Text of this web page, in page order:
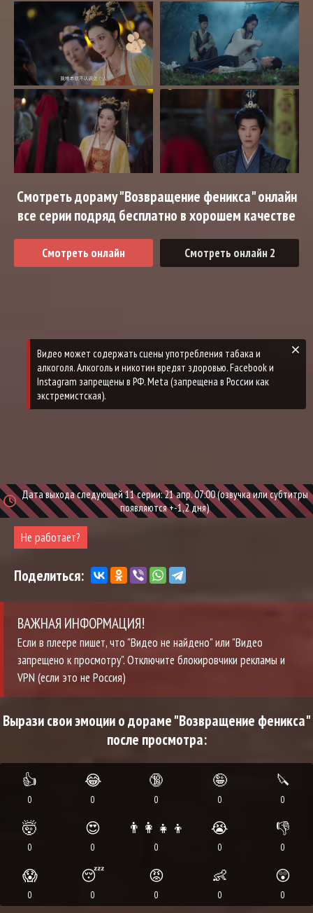
Смотреть дораму "Возвращение феникса" онлайн
все серии подряд бесплатно в хорошем качестве
Смотреть онлайн Смотреть онлайн 2
Дата выхода следующей 11 серии: 21 апр. 07:00 (озвучка или субтитры
появляются +-1,2 дня)
Не работает?
Поделиться:
ВАЖНАЯ ИНФОРМАЦИЯ!
Если в плеере пишет, что "Видео не найдено" или "Видео
запрещено к просмотру". Отключите блокировчики рекламы и
VPN (если это не Россия)
Вырази свои эмоции о дораме "Возвращение феникса"
после просмотра:
👍
0
😂
0
🔞
0
🤪
0
🔪
0
🤯
0
😍
0
👨‍👩‍👧‍👦
0
😭
0
👎
0
😱
0
😴
0
😡
0
👶
0
😲
0